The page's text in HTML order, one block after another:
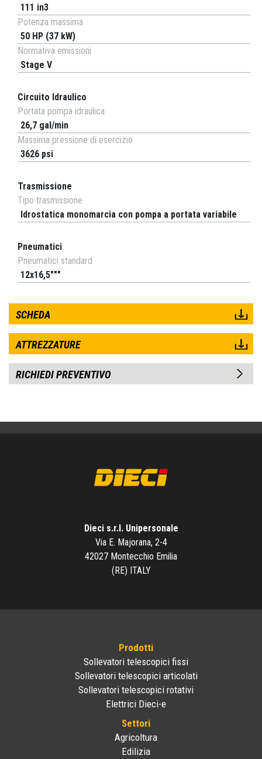
111 in3
Potenza massima
50 HP (37 kW)
Normativa emissioni
Stage V
Circuito Idraulico
Portata pompa idraulica
26,7 gal/min
Massima pressione di esercizio
3626 psi
Trasmissione
Tipo trasmissione
Idrostatica monomarcia con pompa a portata variabile
Pneumatici
Pneumatici standard
12x16,5"""
SCHEDA
ATTREZZATURE
RICHIEDI PREVENTIVO
Dieci s.r.l. Unipersonale
Via E. Majorana, 2-4
42027 Montecchio Emilia
(RE) ITALY
Prodotti
Sollevatori telescopici fissi
Sollevatori telescopici articolati
Sollevatori telescopici rotativi
Elettrici Dieci-e
Settori
Agricoltura
Edilizia